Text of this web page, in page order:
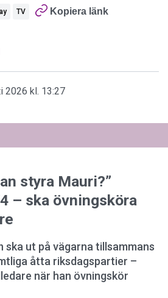
Kopiera länk
TV
2026 kl. 13:27
styra Mauri?”
– ska övningsköra
ska ut på vägarna tillsammans
åtta riksdagspartier –
när han övningskör